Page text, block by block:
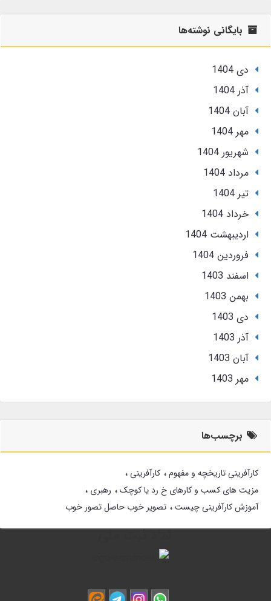
بایگانی نوشته‌ها
دی 1404
آذر 1404
آبان 1404
مهر 1404
شهریور 1404
مرداد 1404
تير 1404
خرداد 1404
ارديبهشت 1404
فروردین 1404
اسفند 1403
بهمن 1403
دی 1403
آذر 1403
آبان 1403
مهر 1403
برچسب‌ها
کارآفرینی تاریخچه و مفهوم کارآفرینی
مزیت های کسب و کارهای خ رد یا کوچک رهبری
آموزش کارآفرینی چیست تصویر خوب حاصل تصور خوب
نماد ثبت ملی